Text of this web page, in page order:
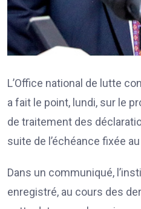
L’Office national de lutte
a fait le point, lundi, sur le
de traitement des
suite de l’échéance fixée
Dans un communiqué,
enregistré, au cours des